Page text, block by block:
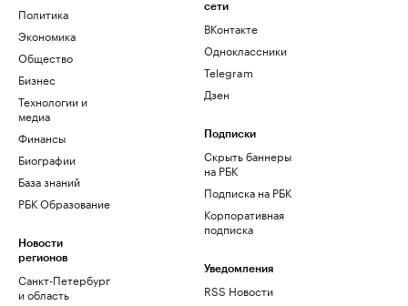
Политика
Экономика
Общество
Бизнес
Технологии и
медиа
Финансы
Биографии
База знаний
РБК Образование
Новости
регионов
Санкт-Петербург
и область
сети
ВКонтакте
Одноклассники
Telegram
Дзен
Подписки
Скрыть баннеры
на РБК
Подписка на РБК
Корпоративная
подписка
Уведомления
RSS Новости